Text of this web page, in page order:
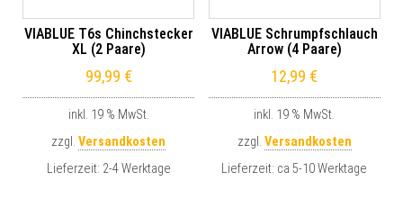
VIABLUE T6s Chinchstecker
XL (2 Paare)
99,99 €
inkl. 19 % MwSt.
zzgl.Versandkosten
Lieferzeit: 2-4 Werktage
VIABLUE Schrumpfschlauch
Arrow (4 Paare)
12,99 €
inkl. 19 % MwSt.
zzgl. Versandkosten
Lieferzeit: ca 5-10 Werktage